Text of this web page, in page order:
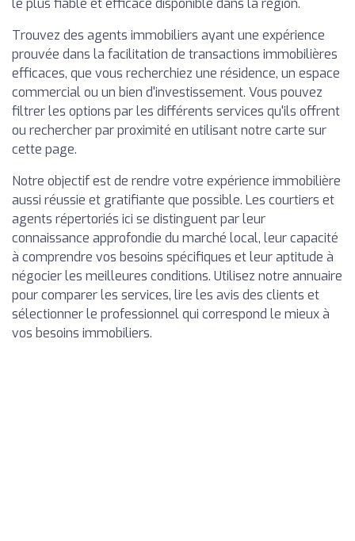
Trouvez des agents immobiliers ayant une expérience
prouvée dans la facilitation de transactions immobilières
efficaces, que vous recherchiez une résidence, un espace
commercial ou un bien d'investissement. Vous pouvez
filtrer les options par les différents services qu'ils offrent
ou rechercher par proximité en utilisant notre carte sur
cette page.
Notre objectif est de rendre votre expérience immobilière
aussi réussie et gratifiante que possible. Les courtiers et
agents répertoriés ici se distinguent par leur
connaissance approfondie du marché local, leur capacité
à comprendre vos besoins spécifiques et leur aptitude à
négocier les meilleures conditions. Utilisez notre annuaire
pour comparer les services, lire les avis des clients et
sélectionner le professionnel qui correspond le mieux à
vos besoins immobiliers.